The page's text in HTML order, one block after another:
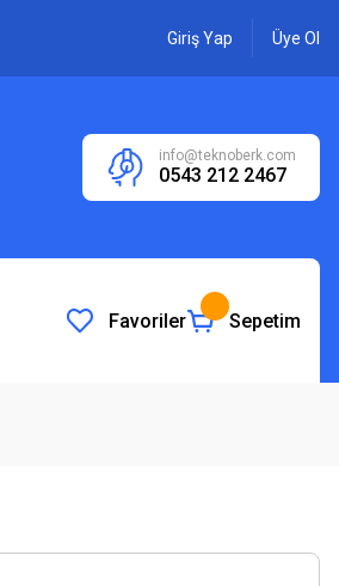
Giriş Yap Üye Ol
info@teknoberk.com
0543 212 2467
Favoriler Sepetim